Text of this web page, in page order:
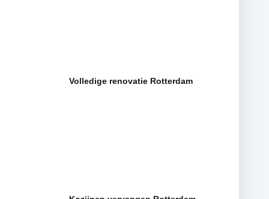
Volledige renovatie Rotterdam